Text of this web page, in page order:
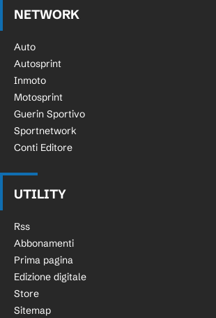
NETWORK
Auto
Autosprint
Inmoto
Motosprint
Guerin Sportivo
Sportnetwork
Conti Editore
UTILITY
Rss
Abbonamenti
Prima pagina
Edizione digitale
Store
Sitemap